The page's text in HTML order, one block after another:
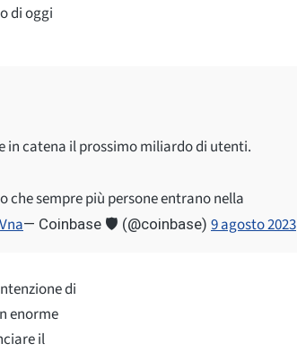
di oggi
in catena il prossimo miliardo di utenti.
che sempre più persone entrano nella
— Coinbase 🛡️ (@coinbase) 9 agosto 2023
di
enorme
il